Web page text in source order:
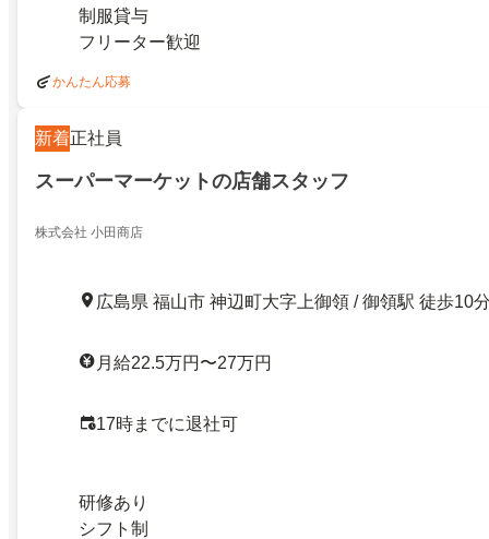
制服貸与
フリーター歓迎
かんたん応募
新着正社員
スーパーマーケットの店舗スタッフ
株式会社 小田商店
広島県 福山市 神辺町大字上御領 / 御領駅 徒歩10
月給22.5万円〜27万円
17時までに退社可
研修あり
シフト制